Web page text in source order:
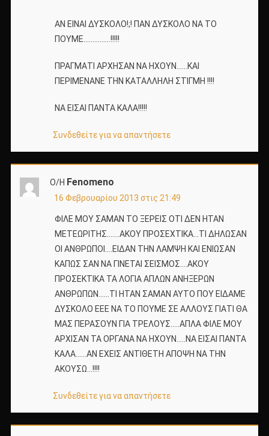
ΑΝ ΕΙΝΑΙ ΔΥΣΚΟΛΟ!;! ΠΑΝ ΔΥΣΚΟΛΟ ΝΑ ΤΟ
ΠΟΥΜΕ……………!!!!!
ΠΡΑΓΜΑΤΙ ΑΡΧΗΣΑΝ ΝΑ ΗΧΟΥΝ……ΚΑΙ
ΠΕΡΙΜΕΝΑΝΕ ΤΗΝ ΚΑΤΑΛΛΗΛΗ ΣΤΙΓΜΗ !!!!
ΝΑ ΕΙΣΑΙ ΠΑΝΤΑ ΚΑΛΑ!!!!!
Συνδεθείτε για να απαντήσετε
Ο/Η Fenomeno
16 Φεβρουαρίου 2013 στις 21:49
ΦΙΛΕ ΜΟΥ ΣΑΜΑΝ ΤΟ ΞΕΡΕΙΣ ΟΤΙ ΔΕΝ ΗΤΑΝ
ΜΕΤΕΩΡΙΤΗΣ…….ΑΚΟΥ ΠΡΟΣΕΧΤΙΚΑ…ΤΙ ΔΗΛΩΣΑΝ
ΟΙ ΑΝΘΡΩΠΟΙ….ΕΙΔΑΝ ΤΗΝ ΛΑΜΨΗ ΚΑΙ ΕΝΙΩΣΑΝ
ΚΑΠΩΣ ΣΑΝ ΝΑ ΓΙΝΕΤΑΙ ΣΕΙΣΜΟΣ….ΑΚΟΥ
ΠΡΟΣΕΚΤΙΚΑ ΤΑ ΛΟΓΙΑ ΑΠΛΩΝ ΑΝΗΞΕΡΩΝ
ΑΝΘΡΩΠΩΝ……ΤΙ ΗΤΑΝ ΣΑΜΑΝ ΑΥΤΟ ΠΟΥ ΕΙΔΑΜΕ
ΔΥΣΚΟΛΟ ΕΕΕ ΝΑ ΤΟ ΠΟΥΜΕ ΣΕ ΑΛΛΟΥΣ ΓΙΑΤΙ ΘΑ
ΜΑΣ ΠΕΡΑΣΟΥΝ ΓΙΑ ΤΡΕΛΟΥΣ…..ΑΠΛΑ ΦΙΛΕ ΜΟΥ
ΑΡΧΙΣΑΝ ΤΑ ΟΡΓΑΝΑ ΝΑ ΗΧΟΥΝ…..ΝΑ ΕΙΣΑΙ ΠΑΝΤΑ
ΚΑΛΑ……ΑΝ ΕΧΕΙΣ ΑΝΤΙΘΕΤΗ ΑΠΟΨΗ ΝΑ ΤΗΝ
ΑΚΟΥΣΩ…!!!!
Συνδεθείτε για να απαντήσετε